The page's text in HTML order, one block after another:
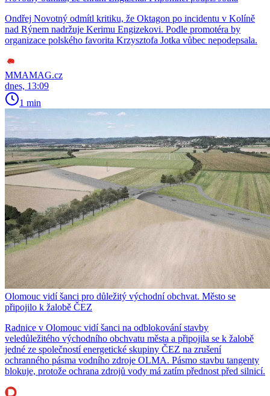
Ondřej Novotný odmítl kritiku, že Oktagon po incidentu v Kolíně
nad Rýnem nadržuje Kerimu Engizekovi. Podle promotéra by
organizace polského favorita Krzysztofa Jotka vůbec nepodepsala.
MMAMAG.cz
dnes, 13:09
1 min
Olomouc vidí šanci pro důležitý východní obchvat. Město se
připojilo k žalobě ČEZ
Radnice v Olomouc vidí šanci na odblokování stavby
veledůležitého východního obchvatu města a připojila se k žalobě
jedné ze společností energetické skupiny ČEZ na zrušení
ochranného pásma vodního zdroje OLMA. Pásmo stavbu tangenty
blokuje, protože ochrana zdrojů vody má zatím přednost před silnicí.